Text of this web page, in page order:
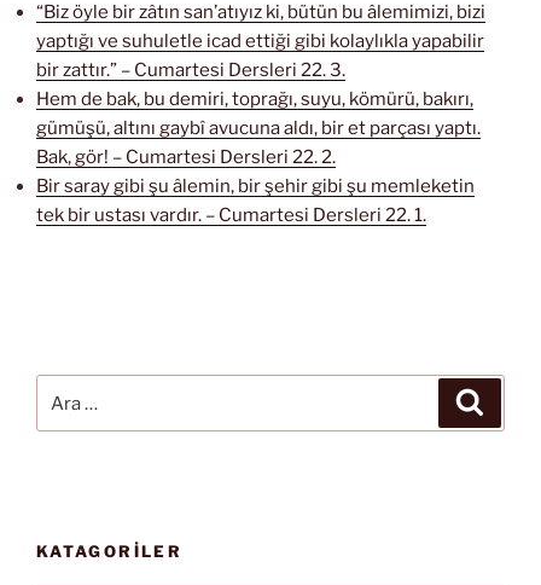
“Biz öyle bir zâtın san’atıyız ki, bütün bu âlemimizi, bizi
yaptığı ve suhuletle icad ettiği gibi kolaylıkla yapabilir
bir zattır.” – Cumartesi Dersleri 22. 3.
Hem de bak, bu demiri, toprağı, suyu, kömürü, bakırı,
gümüşü, altını gaybî avucuna aldı, bir et parçası yaptı.
Bak, gör! – Cumartesi Dersleri 22. 2.
Bir saray gibi şu âlemin, bir şehir gibi şu memleketin
tek bir ustası vardır. – Cumartesi Dersleri 22. 1.
KATAGORİLER